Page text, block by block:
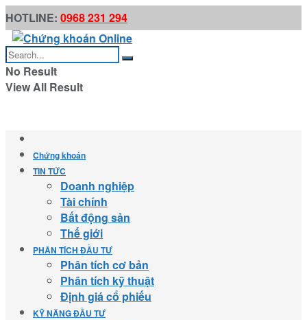
HOTLINE: 0968 231 294
No Result
View All Result
Chứng khoán
TIN TỨC
Doanh nghiệp
Tài chính
Bất động sản
Thế giới
PHÂN TÍCH ĐẦU TƯ
Phân tích cơ bản
Phân tích kỹ thuật
Định giá cổ phiếu
KỸ NĂNG ĐẦU TƯ